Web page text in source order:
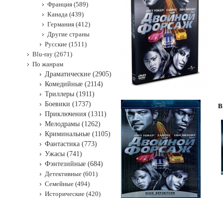
Франция (589)
Канада (439)
Германия (412)
Другие страны
Русские (1511)
Blu-ray (2671)
По жанрам
Драматические (2905)
Комедийные (2114)
Триллеры (1911)
Боевики (1737)
Приключения (1311)
Мелодрамы (1262)
Криминальные (1105)
Фантастика (773)
Ужасы (741)
Фэнтезийные (684)
Детективные (601)
Семейные (494)
Исторические (420)